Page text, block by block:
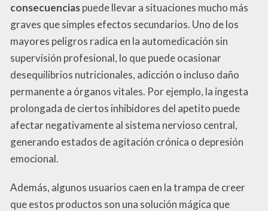
consecuenciaspuede llevar a situaciones mucho más
graves que simples efectos secundarios. Uno de los
mayores peligros radica en la automedicación sin
supervisión profesional, lo que puede ocasionar
desequilibrios nutricionales, adicción o incluso daño
permanente a órganos vitales. Por ejemplo, la ingesta
prolongada de ciertos inhibidores del apetito puede
afectar negativamente al sistema nervioso central,
generando estados de agitación crónica o depresión
emocional.
Además, algunos usuarios caen en la trampa de creer
que estos productos son una solución mágica que